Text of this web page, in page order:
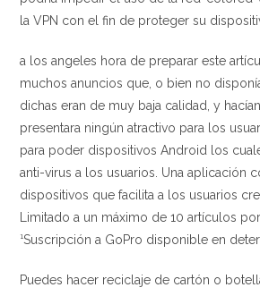
la VPN con el fin de proteger su
a los angeles hora de preparar este
muchos anuncios que, o bien no
dichas eran de muy baja calidad, y
presentara ningún atractivo para los
para poder dispositivos Android los
anti-virus a los usuarios. Una aplicación
dispositivos que facilita a los usuarios
Limitado a un máximo de 10 artículos
¹Suscripción a GoPro disponible en
Puedes hacer reciclaje de cartón o